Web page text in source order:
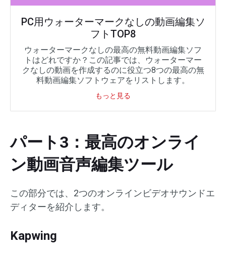
PC用ウォーターマークなしの動画編集ソ
フトTOP8
ウォーターマークなしの最高の無料動画編集ソフ
トはどれですか？この記事では、ウォーターマー
クなしの動画を作成するのに役立つ8つの最高の無
料動画編集ソフトウェアをリストします。
もっと見る
パート3：最高のオンライ
ン動画音声編集ツール
この部分では、2つのオンラインビデオサウンドエ
ディターを紹介します。
Kapwing